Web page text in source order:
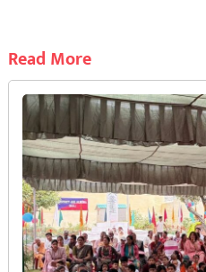
Read More